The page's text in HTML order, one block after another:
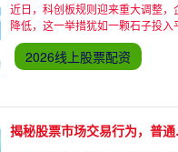
近日，科创板规则迎来重大调整，
降低，这一举措犹如一颗石子投
市场激起层层涟漪，引发投资者广
调整的具体内容来看，财务标准方
设定。以往，科创板对企业盈利要
市值不低于一定金额且最近一年营
模的企业，即便尚未盈利，也有机
2026线上股票配资
揭秘